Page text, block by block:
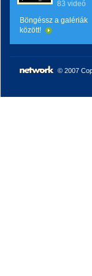
83 videó
Böngéssz a galériák
között!
© 2007